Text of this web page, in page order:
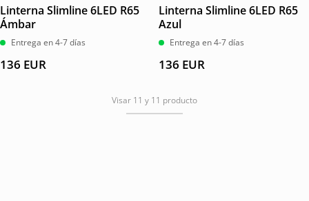
Linterna Slimline 6LED R65
Ámbar
Entrega en 4-7 días
136 EUR
Linterna Slimline 6LED R65
Azul
Entrega en 4-7 días
136 EUR
Visar 11 y 11 producto